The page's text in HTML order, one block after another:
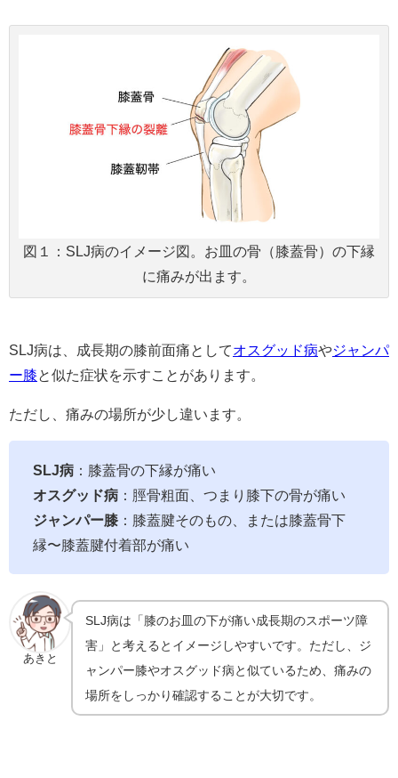
図１：SLJ病のイメージ図。お皿の骨（膝蓋骨）の下縁
に痛みが出ます。
SLJ病は、成長期の膝前面痛としてオスグッド病やジャンパ
ー膝 と似た症状を示すことがあります。
ただし、痛みの場所が少し違います。
SLJ病 ：膝蓋骨の下縁が痛い
オスグッド病 ：脛骨粗面、つまり膝下の骨が痛い
ジャンパー膝 ：膝蓋腱そのもの、または膝蓋骨下
縁〜膝蓋腱付着部が痛い
あきと
SLJ病は「膝のお皿の下が痛い成長期のスポーツ障
害」と考えるとイメージしやすいです。ただし、ジ
ャンパー膝やオスグッド病と似ているため、痛みの
場所をしっかり確認することが大切です。